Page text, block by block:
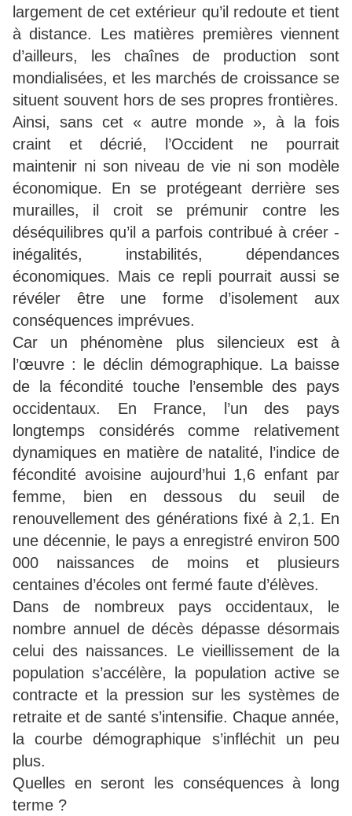
largement de cet extérieur qu’il redoute et tient
à distance. Les matières premières viennent
d’ailleurs, les chaînes de production sont
mondialisées, et les marchés de croissance se
situent souvent hors de ses propres frontières.
Ainsi, sans cet « autre monde », à la fois
craint et décrié, l’Occident ne pourrait
maintenir ni son niveau de vie ni son modèle
économique. En se protégeant derrière ses
murailles, il croit se prémunir contre les
déséquilibres qu’il a parfois contribué à créer -
inégalités, instabilités, dépendances
économiques. Mais ce repli pourrait aussi se
révéler être une forme d’isolement aux
conséquences imprévues.
Car un phénomène plus silencieux est à
l’œuvre : le déclin démographique. La baisse
de la fécondité touche l’ensemble des pays
occidentaux. En France, l’un des pays
longtemps considérés comme relativement
dynamiques en matière de natalité, l’indice de
fécondité avoisine aujourd’hui 1,6 enfant par
femme, bien en dessous du seuil de
renouvellement des générations fixé à 2,1. En
une décennie, le pays a enregistré environ 500
000 naissances de moins et plusieurs
centaines d’écoles ont fermé faute d’élèves.
Dans de nombreux pays occidentaux, le
nombre annuel de décès dépasse désormais
celui des naissances. Le vieillissement de la
population s’accélère, la population active se
contracte et la pression sur les systèmes de
retraite et de santé s’intensifie. Chaque année,
la courbe démographique s’infléchit un peu
plus.
Quelles en seront les conséquences à long
terme ?